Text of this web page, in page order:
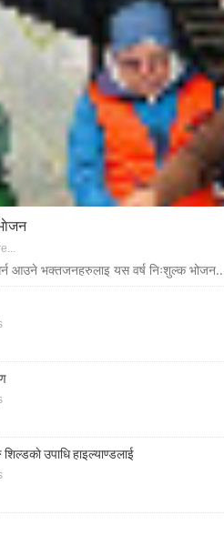
आउने भक्तजनहरुलाइ यस वर्ष निःशुल्क
उपाधि हाइल्याण्डलाई